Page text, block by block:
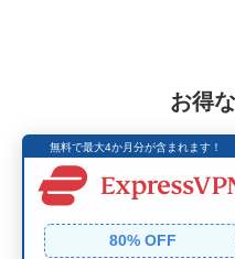
お得
無料で最大4か月分が含まれます！
80% OFF